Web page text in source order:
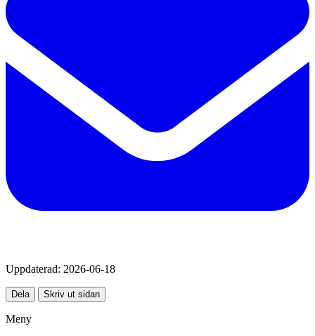
Uppdaterad: 2026-06-18
Dela Skriv ut sidan
Meny